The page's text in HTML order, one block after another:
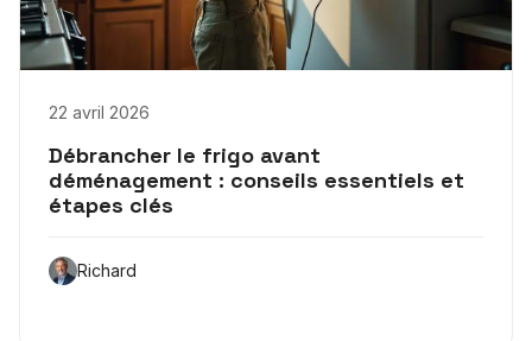
22 avril 2026
Débrancher le frigo avant
déménagement : conseils essentiels et
étapes clés
Richard